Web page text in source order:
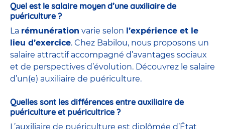
Quel est le salaire moyen d’une auxiliaire de
puériculture ?
La rémunération varie selon l’expérience et le
lieu d’exercice. Chez Babilou, nous proposons un
salaire attractif accompagné d’avantages sociaux
et de perspectives d’évolution. Découvrez le salaire
d’un(e) auxiliaire de puériculture.
Quelles sont les différences entre auxiliaire de
puériculture et puéricultrice ?
L’auxiliaire de puériculture est diplômée d’État